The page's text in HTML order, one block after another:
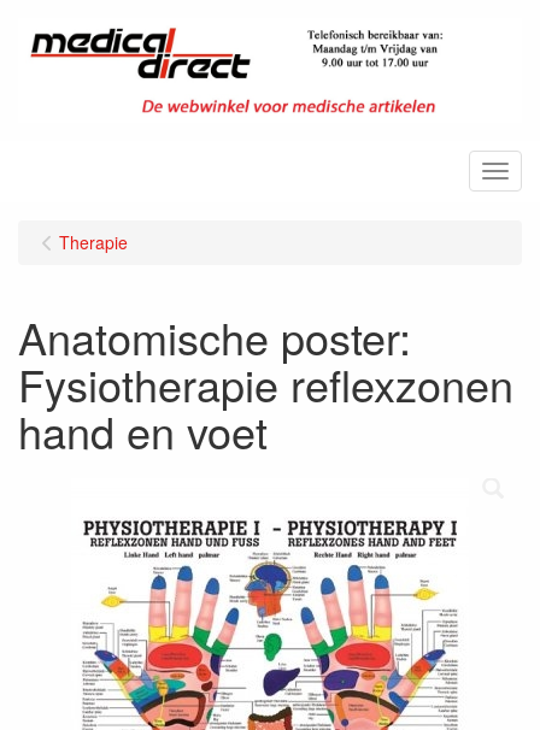
Menu
Therapie
Anatomische poster:
Fysiotherapie reflexzonen
hand en voet